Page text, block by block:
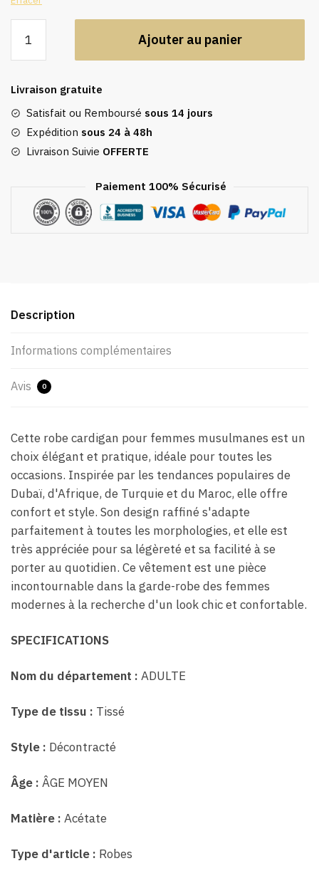
Caftan,
stylée
Ajouter au panier
Livraison gratuite
Satisfait ou Remboursé sous 14 jours
Expédition sous 24 à 48h
Livraison Suivie OFFERTE
Paiement 100% Sécurisé
Description
Informations complémentaires
Avis 0
Cette robe cardigan pour femmes musulmanes est un
choix élégant et pratique, idéale pour toutes les
occasions. Inspirée par les tendances populaires de
Dubaï, d'Afrique, de Turquie et du Maroc, elle offre
confort et style. Son design raffiné s'adapte
parfaitement à toutes les morphologies, et elle est
très appréciée pour sa légèreté et sa facilité à se
porter au quotidien. Ce vêtement est une pièce
incontournable dans la garde-robe des femmes
modernes à la recherche d'un look chic et confortable.
SPECIFICATIONS
Nom du département : ADULTE
Type de tissu : Tissé
Style : Décontracté
Âge : ÂGE MOYEN
Matière : Acétate
Type d'article : Robes